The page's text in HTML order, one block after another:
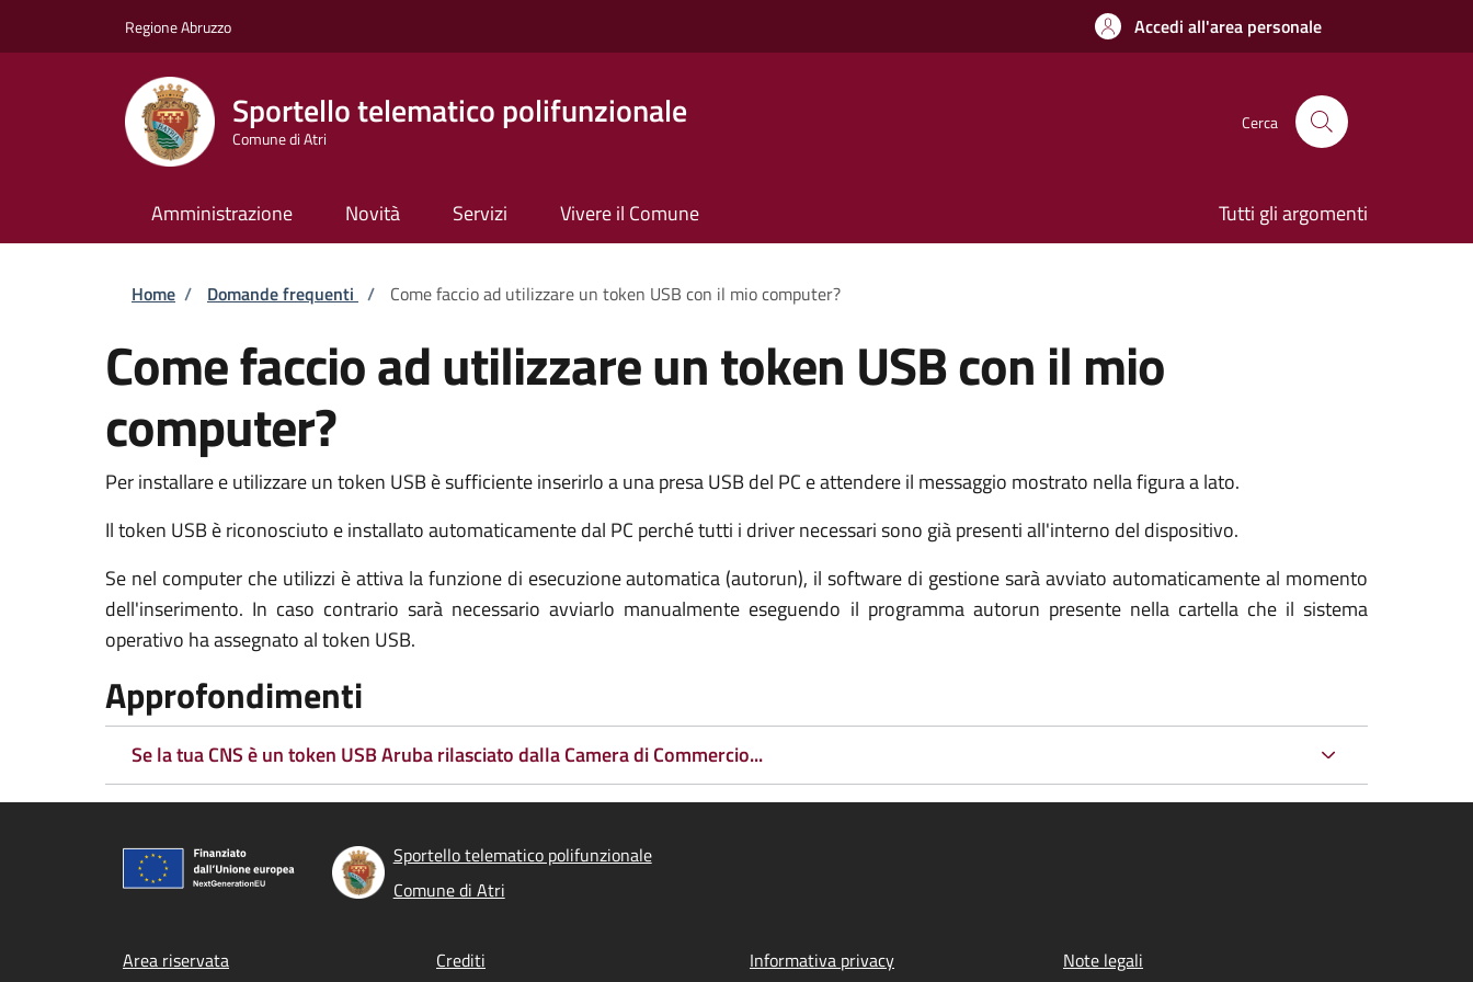
Regione Abruzzo Accedi all'area personale
Sportello telematico polifunzionale
Comune di Atri
Cerca
Amministrazione Novità Servizi Vivere il Comune Tutti gli argomenti
Briciole di pane
Home / Domande frequenti / Come faccio ad utilizzare un token USB con il mio computer?
Come faccio ad utilizzare un token USB con il mio
computer?
Per installare e utilizzare un token USB è sufficiente inserirlo a una presa USB del PC e attendere il messaggio mostrato nella figura a lato.
Il token USB è riconosciuto e installato automaticamente dal PC perché tutti i driver necessari sono già presenti all'interno del dispositivo.
Se nel computer che utilizzi è attiva la funzione di esecuzione automatica (autorun), il software di gestione sarà avviato automaticamente al momento
dell'inserimento. In caso contrario sarà necessario avviarlo manualmente eseguendo il programma autorun presente nella cartella che il sistema
operativo ha assegnato al token USB.
Approfondimenti
Se la tua CNS è un token USB Aruba rilasciato dalla Camera di Commercio...
Sportello telematico polifunzionale
Comune di Atri
Footer menu
Area riservata Crediti Informativa privacy Note legali